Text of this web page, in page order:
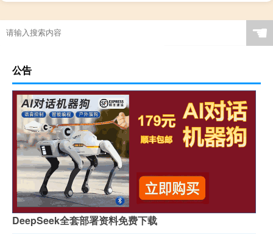
☚
公告
DeepSeek全套部署资料免费下载